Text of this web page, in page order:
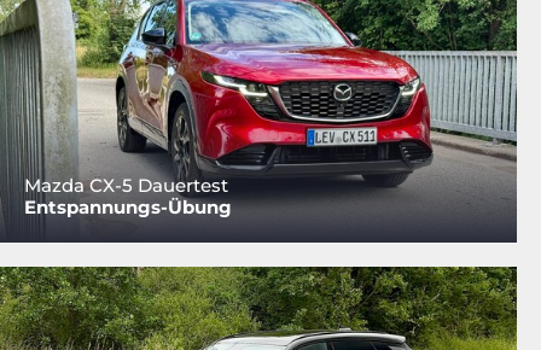
Mazda CX-5 Dauertest
Entspannungs-Übung